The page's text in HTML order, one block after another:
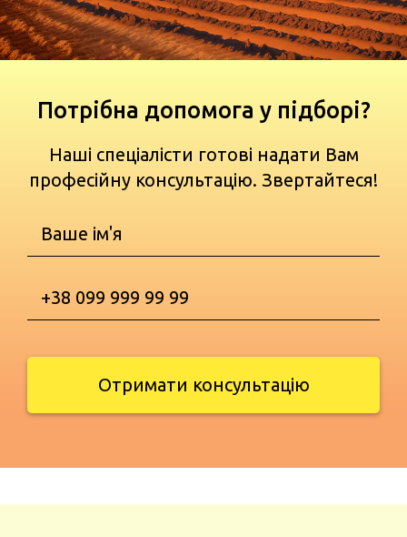
Потрібна допомога у підборі?
Наші спеціалісти готові надати Вам
професійну консультацію. Звертайтеся!
Отримати консультацію